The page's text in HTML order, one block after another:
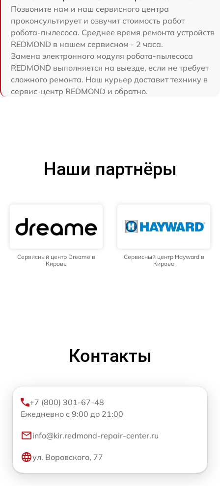
Позвоните нам и наш сервисного центра
проконсультирует и озвучит стоимость работ
робота-пылесоса. Среднее время ремонта устройств
REDMOND в нашем сервисном - 2 часа.
Замена электронного модуля робота-пылесоса
REDMOND выполняется на выезде, если не требует
сложного ремонта. Наш курьер доставит технику в
сервис-центр REDMOND и обратно.
Наши партнёры
Сервисный центр Dreame в
Кирове
Сервисный центр Hayward в
Кирове
Контакты
+7 (800) 301-67-48
Ежедневно с 9:00 до 21:00
info@kir.redmond-repair-center.ru
ул. Воровского, 77